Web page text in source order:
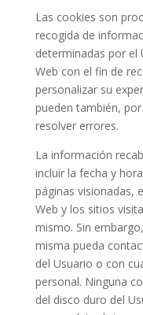
Las cookies son
recogida de
determinadas por el
Web con el fin de
personalizar su
pueden también,
resolver errores.
La información
incluir la fecha y
páginas visionadas,
Web y los sitios
mismo. Sin
misma pueda
del Usuario o con
personal. Ninguna
del disco duro del